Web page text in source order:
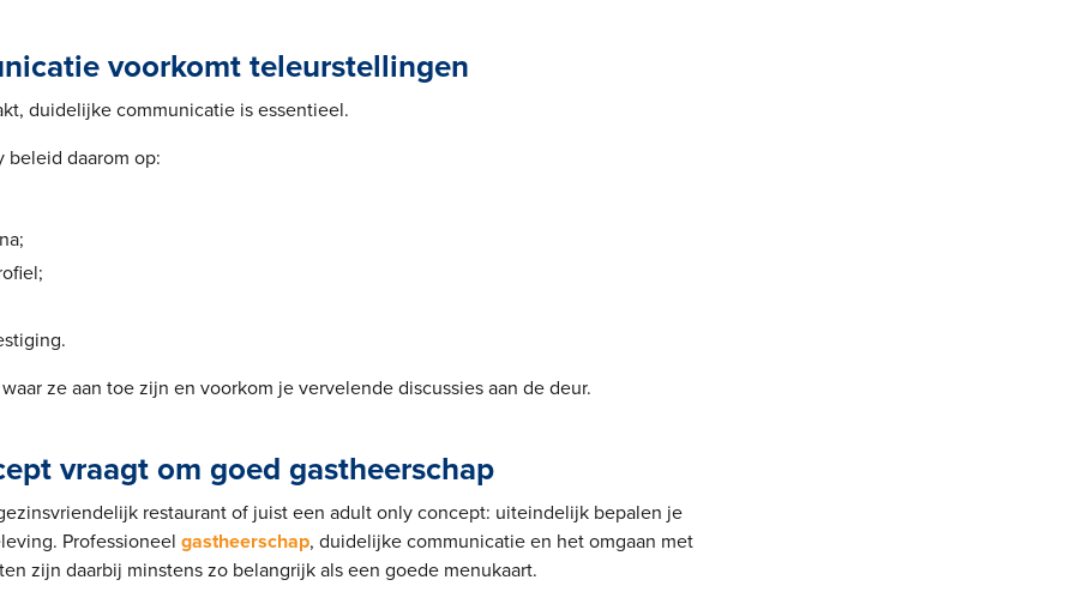
voorkomt teleurstellingen
duidelijke communicatie is essentieel.
beleid daarom op:
ze aan toe zijn en voorkom je vervelende discussies aan de deur.
vraagt om goed gastheerschap
restaurant of juist een adult only concept: uiteindelijk bepalen je
Professioneel gastheerschap, duidelijke communicatie en het omgaan met
zijn daarbij minstens zo belangrijk als een goede menukaart.